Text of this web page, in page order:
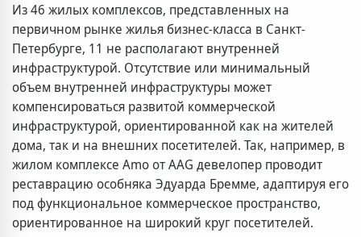
Из 46 жилых комплексов, представленных на
первичном рынке жилья бизнес-класса в Санкт-
Петербурге, 11 не располагают внутренней
инфраструктурой. Отсутствие или минимальный
объем внутренней инфраструктуры может
компенсироваться развитой коммерческой
инфраструктурой, ориентированной как на жителей
дома, так и на внешних посетителей. Так, например, в
жилом комплексе Amo от AAG девелопер проводит
реставрацию особняка Эдуарда Бремме, адаптируя его
под функциональное коммерческое пространство,
ориентированное на широкий круг посетителей.